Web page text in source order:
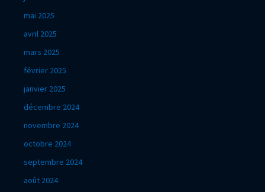
mai 2025
avril 2025
mars 2025
février 2025
janvier 2025
décembre 2024
novembre 2024
octobre 2024
septembre 2024
août 2024